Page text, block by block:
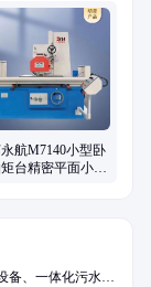
航M7140小型卧
台精密平面小磨
备、一体化污水处